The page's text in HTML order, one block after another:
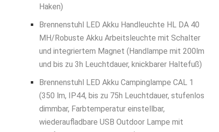
Haken)
Brennenstuhl LED Akku Handleuchte HL DA 40
MH/Robuste Akku Arbeitsleuchte mit Schalter
und integriertem Magnet (Handlampe mit 200lm
und bis zu 3h Leuchtdauer, knickbarer Haltefuß)
Brennenstuhl LED Akku Campinglampe CAL 1
(350 lm, IP44, bis zu 75h Leuchtdauer, stufenlos
dimmbar, Farbtemperatur einstellbar,
wiederaufladbare USB Outdoor Lampe mit